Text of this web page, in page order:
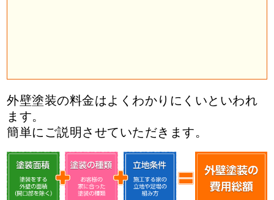
外壁塗装の料金はよくわかりにくいといわれ
ます。
簡単にご説明させていただきます。